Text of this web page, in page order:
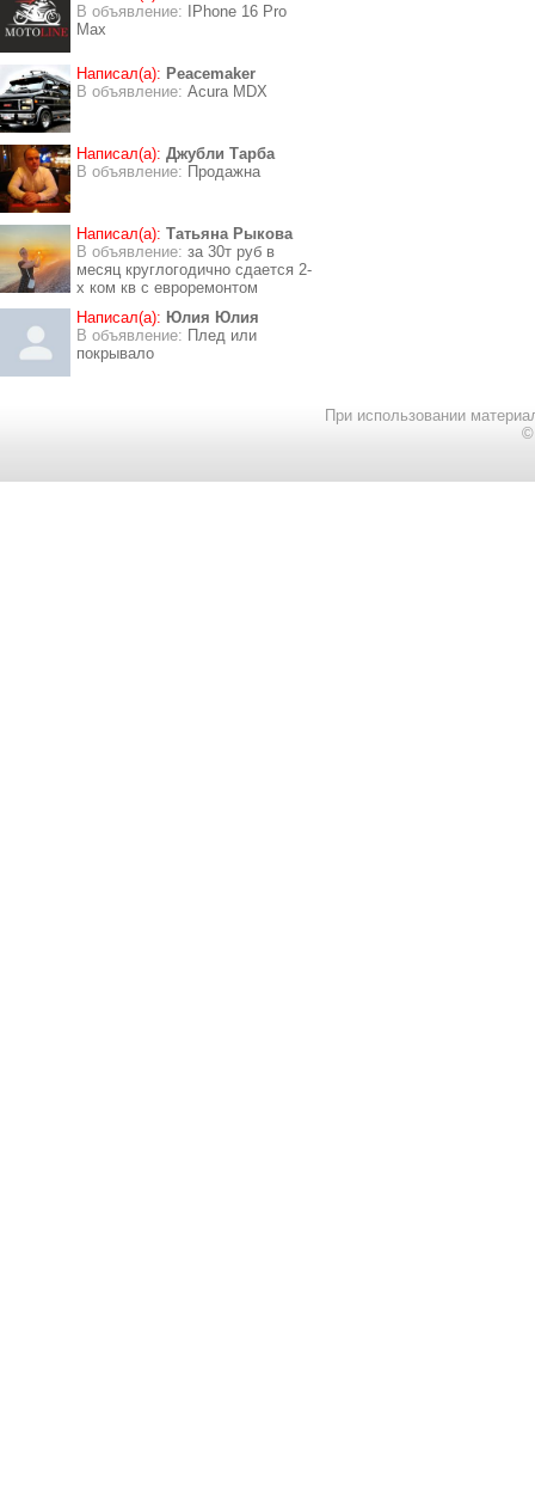
В объявление:
IPhone 16 Pro
Max
Написал(а): Peacemaker
В объявление: Acura MDX
Написал(а): Джубли Тарба
В объявление: Продажна
Написал(а): Татьяна Рыкова
В объявление: за 30т руб в
месяц круглогодично сдается 2-
х ком кв с евроремонтом
Написал(а): Юлия Юлия
В объявление: Плед или
покрывало
При использовании